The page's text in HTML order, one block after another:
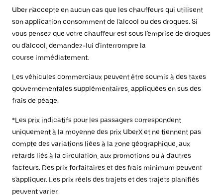
Uber n'accepte en aucun cas que les chauffeurs qui utilisent
son application consomment de l'alcool ou des drogues. Si
vous pensez que votre chauffeur est sous l'emprise de drogues
ou d'alcool, demandez-lui d'interrompre la
course immédiatement.
Les véhicules commerciaux peuvent être soumis à des taxes
gouvernementales supplémentaires, appliquées en sus des
frais de péage.
*Les prix indicatifs pour les passagers correspondent
uniquement à la moyenne des prix UberX et ne tiennent pas
compte des variations liées à la zone géographique, aux
retards liés à la circulation, aux promotions ou à d'autres
facteurs. Des prix forfaitaires et des frais minimum peuvent
s'appliquer. Les prix réels des trajets et des trajets planifiés
peuvent varier.